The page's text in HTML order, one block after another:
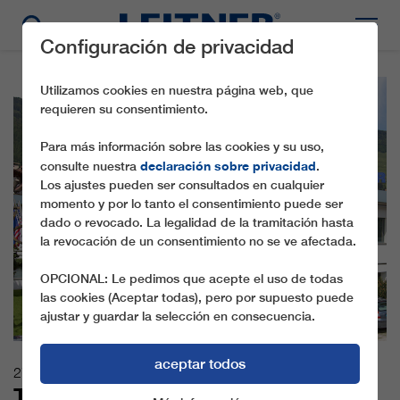
27.05.2021
Configuración de privacidad
Utilizamos cookies en nuestra página web, que
requieren su consentimiento.
Para más información sobre las cookies y su uso,
consulte nuestra declaración sobre privacidad.
Los ajustes pueden ser consultados en cualquier
momento y por lo tanto el consentimiento puede ser
dado o revocado. La legalidad de la tramitación hasta
la revocación de un consentimiento no se ve afectada.
OPCIONAL: Le pedimos que acepte el uso de todas
las cookies (Aceptar todas), pero por supuesto puede
ajustar y guardar la selección en consecuencia.
aceptar todos